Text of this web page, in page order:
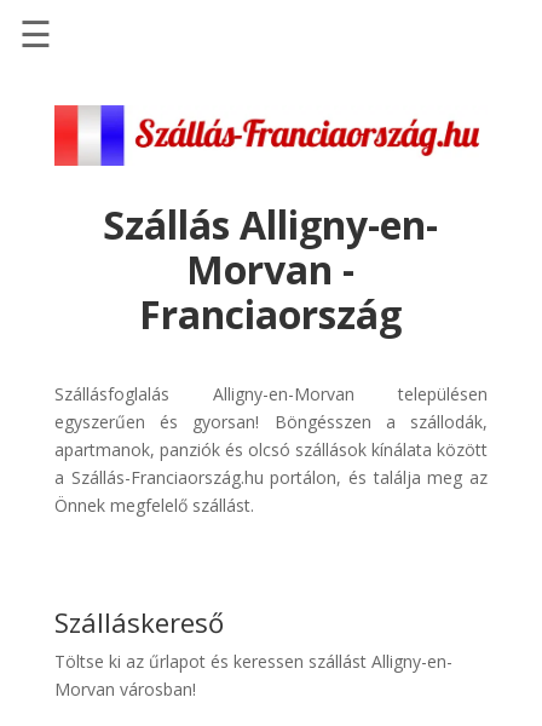
Szállások
Repülőjegy
pénzvisszatérítéssel
Autóbérlés
Cars
Transzfer
Kiwi
☰
Szállás Alligny-en-
Morvan -
Franciaország
Szállásfoglalás Alligny-en-Morvan településen
egyszerűen és gyorsan! Böngésszen a szállodák,
apartmanok, panziók és olcsó szállások kínálata között
a Szállás-Franciaország.hu portálon, és találja meg az
Önnek megfelelő szállást.
Szálláskereső
Töltse ki az űrlapot és keressen szállást Alligny-en-
Morvan városban!